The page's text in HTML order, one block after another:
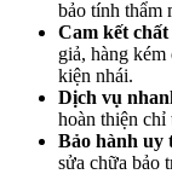
bảo tính thẩm
Cam kết
giả, hàng
kiện nhái.
Dịch vụ
hoàn thiện chỉ
Bảo hành uy
sửa chữa bảo